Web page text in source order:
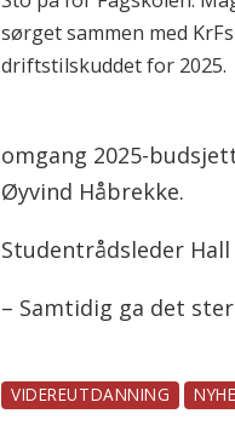
et reelt problem.
sørget sammen med
driftstilskuddet for 2025.
omgang 2025-
Øyvind Håbrekke.
Studentrådsleder
– Samtidig ga det
VIDEREUTDANNING